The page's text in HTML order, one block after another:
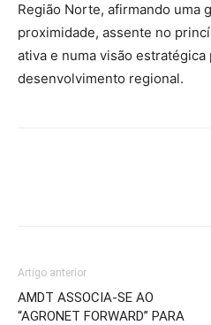
Região Norte, afirmando uma
proximidade, assente no
ativa e numa visão estratégica
desenvolvimento regional.
Artigo anterior
AMDT ASSOCIA-SE AO
“AGRONET FORWARD” PARA